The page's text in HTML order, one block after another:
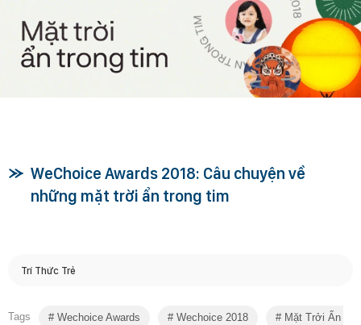
WeChoice Awards 2018: Câu chuyện về
những mặt trời ẩn trong tim
Trí Thức Trẻ
Tags Wechoice Awards Wechoice 2018 Mặt Trởi Ẩn